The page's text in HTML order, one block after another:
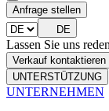
Anfrage stellen
DE
Lassen Sie uns reden
Verkauf kontaktieren
UNTERSTÜTZUNG
UNTERNEHMEN